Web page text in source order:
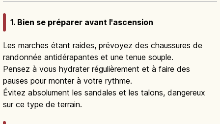
1. Bien se préparer avant l'ascension
Les marches étant raides, prévoyez des chaussures de
randonnée antidérapantes et une tenue souple.
Pensez à vous hydrater régulièrement et à faire des
pauses pour monter à votre rythme.
Évitez absolument les sandales et les talons, dangereux
sur ce type de terrain.